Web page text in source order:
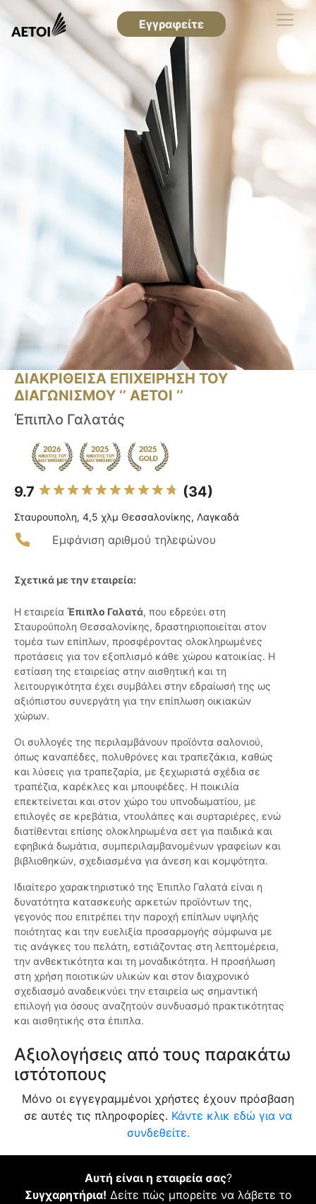
Εγγραφείτε
ΔΙΑΚΡΙΘΕΙΣΑ ΕΠΙΧΕΙΡΗΣΗ ΤΟΥ
ΔΙΑΓΩΝΙΣΜΟΥ ‘’ ΑΕΤΟΙ ‘’
Έπιπλο Γαλατάς
9.7 (34)
Σταυρουπολη, 4,5 χλμ Θεσσαλονίκης, Λαγκαδά
Εμφάνιση αριθμού τηλεφώνου
Σχετικά με την εταιρεία:
Η εταιρεία Έπιπλο Γαλατά, που εδρεύει στη
Σταυρούπολη Θεσσαλονίκης, δραστηριοποιείται στον
τομέα των επίπλων, προσφέροντας ολοκληρωμένες
προτάσεις για τον εξοπλισμό κάθε χώρου κατοικίας. Η
εστίαση της εταιρείας στην αισθητική και τη
λειτουργικότητα έχει συμβάλει στην εδραίωσή της ως
αξιόπιστου συνεργάτη για την επίπλωση οικιακών
χώρων.
Οι συλλογές της περιλαμβάνουν προϊόντα σαλονιού,
όπως καναπέδες, πολυθρόνες και τραπεζάκια, καθώς
και λύσεις για τραπεζαρία, με ξεχωριστά σχέδια σε
τραπέζια, καρέκλες και μπουφέδες. Η ποικιλία
επεκτείνεται και στον χώρο του υπνοδωματίου, με
επιλογές σε κρεβάτια, ντουλάπες και συρταριέρες, ενώ
διατίθενται επίσης ολοκληρωμένα σετ για παιδικά και
εφηβικά δωμάτια, συμπεριλαμβανομένων γραφείων και
βιβλιοθηκών, σχεδιασμένα για άνεση και κομψότητα.
Ιδιαίτερο χαρακτηριστικό της Έπιπλο Γαλατά είναι η
δυνατότητα κατασκευής αρκετών προϊόντων της,
γεγονός που επιτρέπει την παροχή επίπλων υψηλής
ποιότητας και την ευελιξία προσαρμογής σύμφωνα με
τις ανάγκες του πελάτη, εστιάζοντας στη λεπτομέρεια,
την ανθεκτικότητα και τη μοναδικότητα. Η προσήλωση
στη χρήση ποιοτικών υλικών και στον διαχρονικό
σχεδιασμό αναδεικνύει την εταιρεία ως σημαντική
επιλογή για όσους αναζητούν συνδυασμό πρακτικότητας
και αισθητικής στα έπιπλα.
Αξιολογήσεις από τους παρακάτω
ιστότοπους
Μόνο οι εγγεγραμμένοι χρήστες έχουν πρόσβαση
σε αυτές τις πληροφορίες. Κάντε κλικ εδώ για να
συνδεθείτε.
Αυτή είναι η εταιρεία σας?
Συγχαρητήρια! Δείτε πώς μπορείτε να λάβετε το